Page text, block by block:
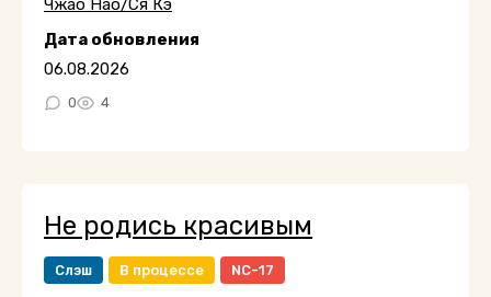
Чжао Нао/Ся Кэ
Дата обновления
06.08.2026
0 4
Не родись красивым
Слэш В процессе NC-17